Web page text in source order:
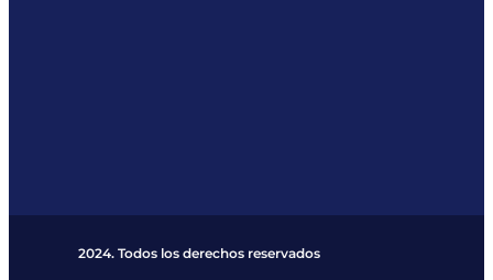
2024. Todos los derechos reservados​